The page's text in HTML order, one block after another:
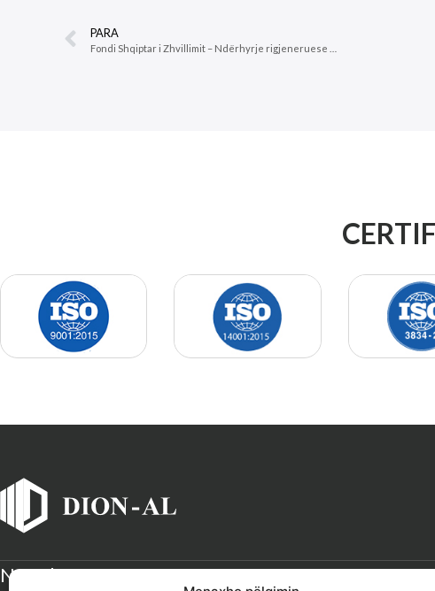
PARA
Newsletter